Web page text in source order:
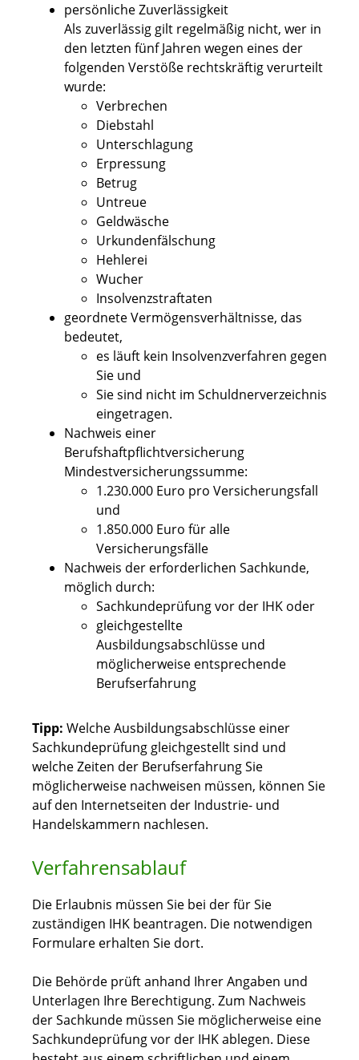
persönliche Zuverlässigkeit
Als zuverlässig gilt regelmäßig nicht, wer in
den letzten fünf Jahren wegen eines der
folgenden Verstöße rechtskräftig verurteilt
wurde:
Verbrechen
Diebstahl
Unterschlagung
Erpressung
Betrug
Untreue
Geldwäsche
Urkundenfälschung
Hehlerei
Wucher
Insolvenzstraftaten
geordnete Vermögensverhältnisse, das
bedeutet,
es läuft kein Insolvenzverfahren gegen
Sie und
Sie sind nicht im Schuldnerverzeichnis
eingetragen.
Nachweis einer
Berufshaftpflichtversicherung
Mindestversicherungssumme:
1.230.000 Euro pro Versicherungsfall
und
1.850.000 Euro für alle
Versicherungsfälle
Nachweis der erforderlichen Sachkunde,
möglich durch:
Sachkundeprüfung vor der IHK oder
gleichgestellte
Ausbildungsabschlüsse und
möglicherweise entsprechende
Berufserfahrung
Tipp: Welche Ausbildungsabschlüsse einer
Sachkundeprüfung gleichgestellt sind und
welche Zeiten der Berufserfahrung Sie
möglicherweise nachweisen müssen, können Sie
aufden Internetseiten der Industrie- und
Handelskammern nachlesen.
Verfahrensablauf
Die Erlaubnis müssen Sie bei der für Sie
zuständigen IHK beantragen. Die notwendigen
Formulare erhalten Sie dort.
Die Behörde prüft anhand Ihrer Angaben und
Unterlagen Ihre Berechtigung. Zum Nachweis
der Sachkunde müssen Sie möglicherweise eine
Sachkundeprüfung vor der IHK ablegen. Diese